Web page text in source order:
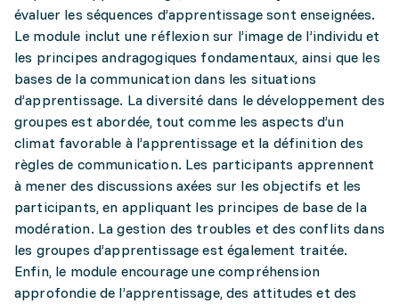
évaluer les séquences d’apprentissage sont enseignées.
Le module inclut une réflexion sur l’image de l’individu et
les principes andragogiques fondamentaux, ainsi que les
bases de la communication dans les situations
d’apprentissage. La diversité dans le développement des
groupes est abordée, tout comme les aspects d’un
climat favorable à l’apprentissage et la définition des
règles de communication. Les participants apprennent
à mener des discussions axées sur les objectifs et les
participants, en appliquant les principes de base de la
modération. La gestion des troubles et des conflits dans
les groupes d’apprentissage est également traitée.
Enfin, le module encourage une compréhension
approfondie de l’apprentissage, des attitudes et des